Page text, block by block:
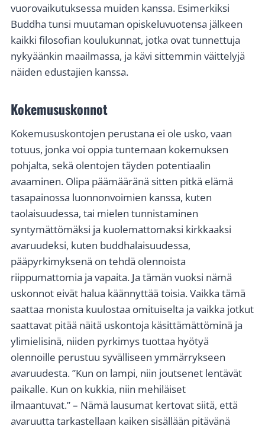
vuorovaikutuksessa muiden kanssa. Esimerkiksi
Buddha tunsi muutaman opiskeluvuotensa jälkeen
kaikki filosofian koulukunnat, jotka ovat tunnettuja
nykyäänkin maailmassa, ja kävi sittemmin väittelyjä
näiden edustajien kanssa.
Kokemususkonnot
Kokemususkontojen perustana ei ole usko, vaan
totuus, jonka voi oppia tuntemaan kokemuksen
pohjalta, sekä olentojen täyden potentiaalin
avaaminen. Olipa päämääränä sitten pitkä elämä
tasapainossa luonnonvoimien kanssa, kuten
taolaisuudessa, tai mielen tunnistaminen
syntymättömäksi ja kuolemattomaksi kirkkaaksi
avaruudeksi, kuten buddhalaisuudessa,
pääpyrkimyksenä on tehdä olennoista
riippumattomia ja vapaita. Ja tämän vuoksi nämä
uskonnot eivät halua käännyttää toisia. Vaikka tämä
saattaa monista kuulostaa omituiselta ja vaikka jotkut
saattavat pitää näitä uskontoja käsittämättöminä ja
ylimielisinä, niiden pyrkimys tuottaa hyötyä
olennoille perustuu syvälliseen ymmärrykseen
avaruudesta. ”Kun on lampi, niin joutsenet lentävät
paikalle. Kun on kukkia, niin mehiläiset
ilmaantuvat.” – Nämä lausumat kertovat siitä, että
avaruutta tarkastellaan kaiken sisällään pitävänä